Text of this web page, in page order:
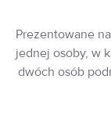
Prezentowane
jednej osoby, w
dwóch osób